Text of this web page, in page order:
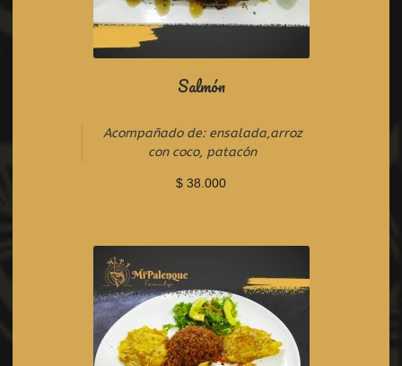
Salmón
R
e
u
o
f
5
Acompañado de: ensalada,arroz
con coco, patacón
$ 38.000